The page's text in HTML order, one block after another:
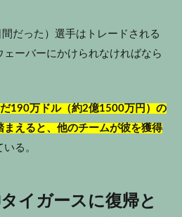
だった）選手はトレードされる
ーバーにかけられなければなら
190万ドル（約2億1500万円）の
えると、他のチームが彼を獲得
いる。
イガースに復帰と